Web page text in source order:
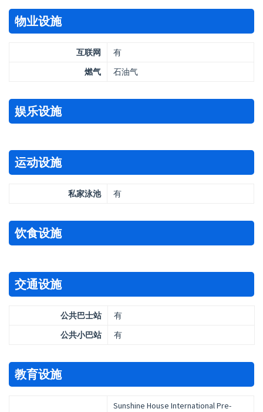
物业设施
互联网
有
燃气
石油气
娱乐设施
运动设施
私家泳池 有
饮食设施
交通设施
公共巴士站
有
公共小巴站
有
教育设施
Sunshine House International Pre-